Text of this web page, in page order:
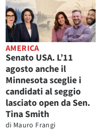
AMERICA
Senato USA. L’11
agosto anche il
Minnesota sceglie i
candidati al seggio
lasciato open da Sen.
Tina Smith
di Mauro Frangi